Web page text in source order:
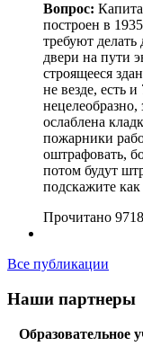
Вопрос:
построен в
требуют
двери на пути
строящееся
не везде, есть
нецелеобразно,
ослаблена
пожарники
оштрафовать,
потом будут
подскажите
Прочитано
Все публикации
Наши партнеры
Образовательное